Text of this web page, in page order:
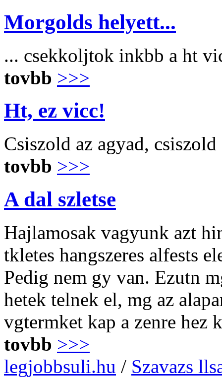
Morgolds helyett...
... csekkoljtok inkbb a ht
tovbb >>>
Ht, ez vicc!
Csiszold az agyad,
tovbb >>>
A dal szletse
Hajlamosak vagyunk azt
tkletes hangszeres alfests
Pedig nem gy van. Ezutn
hetek telnek el, mg az
vgtermket kap a zenre hez
tovbb >>>
legjobbsuli.hu / Szavazs